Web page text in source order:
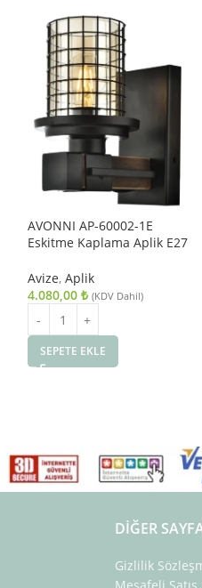
AVONNI AP-60002-1E
Eskitme Kaplama Aplik E27
Avize, Aplik
4.080,00 ₺ (KDV Dahil)
SEPETE EKLE
DIĞER
Gizlilik
Mesafeli